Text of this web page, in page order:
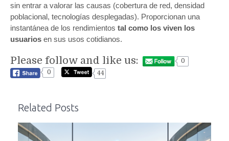
sin entrar a valorar las causas (cobertura de red, densidad
poblacional, tecnologías desplegadas). Proporcionan una
instantánea de los rendimientos tal como los viven los
usuarios en sus usos cotidianos.
Please follow and like us:
0
0
44
Related Posts